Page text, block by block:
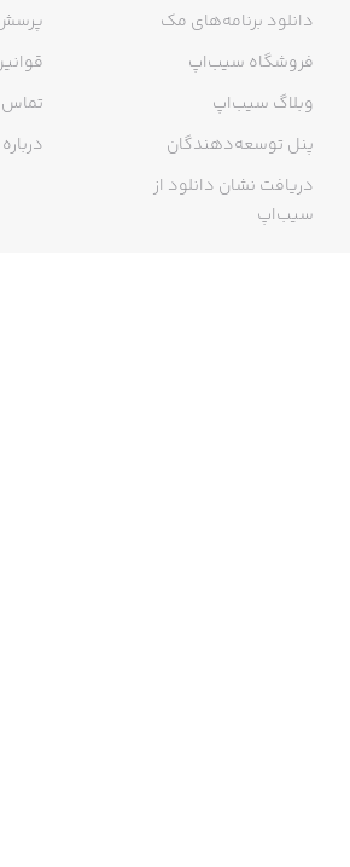
دانلود برنامه‌های مک
فروشگاه سیب‌اپ
وبلاگ سیب‌اپ
پنل توسعه‌دهندگان
دریافت نشان دانلود از
سیب‌اپ
تماس